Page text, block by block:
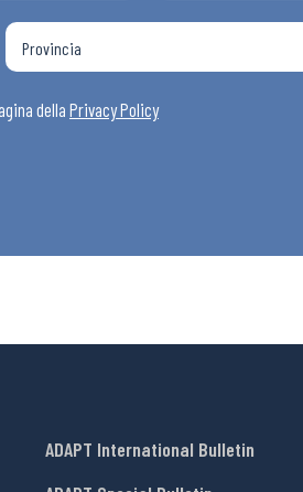
della Privacy Policy
ADAPT International Bulletin